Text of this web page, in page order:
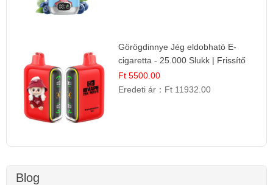
Görögdinnye Jég eldobható E-
cigaretta - 25.000 Slukk | Frissítő
Nyári Íz
Ft 5500.00
Eredeti ár： Ft 11932.00
Blog